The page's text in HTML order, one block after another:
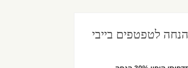
קופון 30% הנחה לטפטפים בייבי